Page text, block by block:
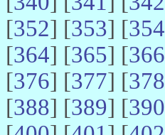
[352] [353] [354
[364] [365] [366
[376] [377] [378
[388] [389] [390